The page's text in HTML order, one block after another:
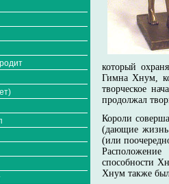
который
Гимна Хнум,
творческое
продолжал
Короли
(дающие
(или
способности
Хнум также